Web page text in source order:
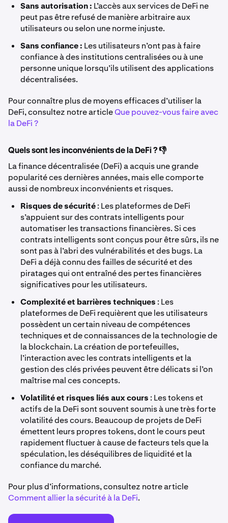
Sans autorisation : L’accès aux services de DeFi ne
peut pas être refusé de manière arbitraire aux
utilisateurs ou selon une norme injuste.
Sans confiance : Les utilisateurs n’ont pas à faire
confiance à des institutions centralisées ou à une
personne unique lorsqu’ils utilisent des applications
décentralisées.
Pour connaître plus de moyens efficaces d’utiliser la
DeFi, consultez notre articleQue pouvez-vous faire avec
la DeFi ?
Quels sont les inconvénients de la DeFi ? 👎
La finance décentralisée (DeFi) a acquis une grande
popularité ces dernières années, mais elle comporte
aussi de nombreux inconvénients et risques.
Risques de sécurité: Les plateformes de DeFi
s’appuient sur des contrats intelligents pour
automatiser les transactions financières. Si ces
contrats intelligents sont conçus pour être sûrs, ils ne
sont pas à l’abri des vulnérabilités et des bugs. La
DeFi a déjà connu des failles de sécurité et des
piratages qui ont entraîné des pertes financières
significatives pour les utilisateurs.
Complexité et barrières techniques : Les
plateformes de DeFi requièrent que les utilisateurs
possèdent un certain niveau de compétences
techniques et de connaissances de la technologie de
la blockchain. La création de portefeuilles,
l’interaction avec les contrats intelligents et la
gestion des clés privées peuvent être délicats si l’on
maîtrise mal ces concepts.
Volatilité et risques liés aux cours : Les tokens et
actifs de la DeFi sont souvent soumis à une très forte
volatilité des cours. Beaucoup de projets de DeFi
émettent leurs propres tokens, dont le cours peut
rapidement fluctuer à cause de facteurs tels que la
spéculation, les déséquilibres de liquidité et la
confiance du marché.
Pour plus d’informations, consultez notre article
Comment allier la sécurité à la DeFi.